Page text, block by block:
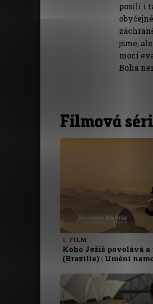
posílí i
jsme,
mocí
Boha
Filmová
1. FILM
Koho Ježíš povolává
(Brazílie) | Umění